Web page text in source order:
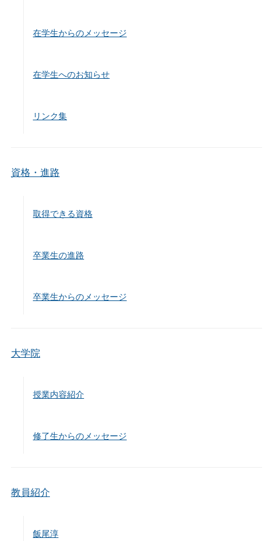
在学生からのメッセージ
在学生へのお知らせ
リンク集
資格・進路
取得できる資格
卒業生の進路
卒業生からのメッセージ
大学院
授業内容紹介
修了生からのメッセージ
教員紹介
飯尾淳